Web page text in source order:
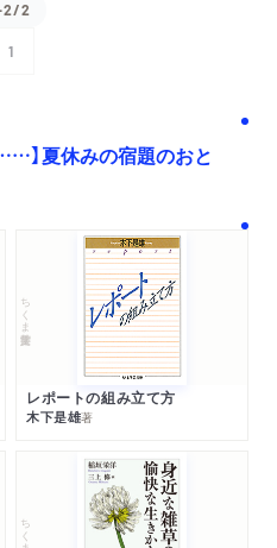
2/2
1
】夏休みの宿題のおと
ちくま学芸文庫
レポートの組み立て方
木下是雄著
ちくま文庫